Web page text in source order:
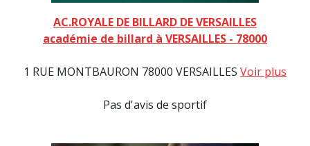
AC.ROYALE DE BILLARD DE VERSAILLES
académie de billard à VERSAILLES - 78000
1 RUE MONTBAURON 78000 VERSAILLES Voir plus
Pas d'avis de sportif